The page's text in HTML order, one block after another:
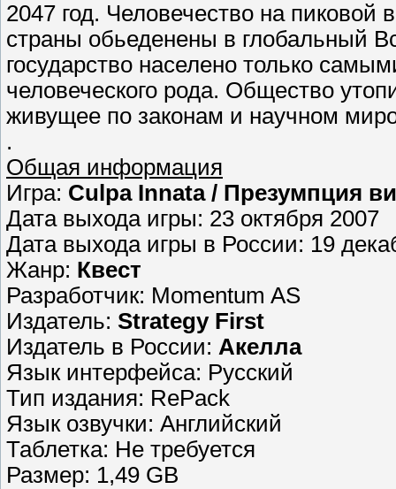
2047 год. Человечество на
страны обьеденены в глобальный
государство населено только
человеческого рода. Общество
живущее по законам и научном
.
Общая информация
Игра: Culpa Innata / Презумпция
Дата выхода игры: 23 октября 2007
Дата выхода игры в России: 19
Жанр: Квест
Разработчик: Momentum AS
Издатель: Strategy First
Издатель в России: Акелла
Язык интерфейса: Русский
Тип издания: RePack
Язык озвучки: Английский
Таблетка: Не требуется
Размер: 1,49 GB